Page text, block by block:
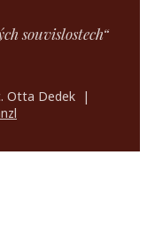
souvislostech“
Otta Dedek |